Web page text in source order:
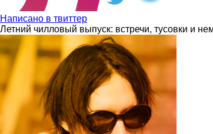
Написано в твиттер
Летний чилловый выпуск: встречи, тусовки и